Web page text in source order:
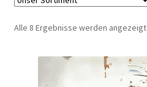
Anfahrt
Datenschutzerklärung
Alle 8 Ergebnisse werden angezeigt